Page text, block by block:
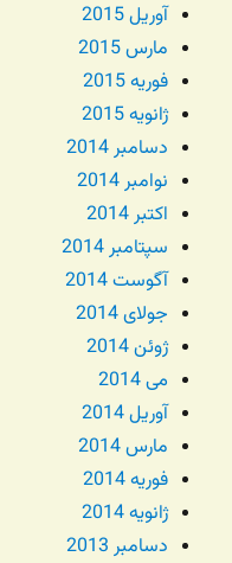
آوریل 2015
مارس 2015
فوریه 2015
ژانویه 2015
دسامبر 2014
نوامبر 2014
اکتبر 2014
سپتامبر 2014
آگوست 2014
جولای 2014
ژوئن 2014
می 2014
آوریل 2014
مارس 2014
فوریه 2014
ژانویه 2014
دسامبر 2013